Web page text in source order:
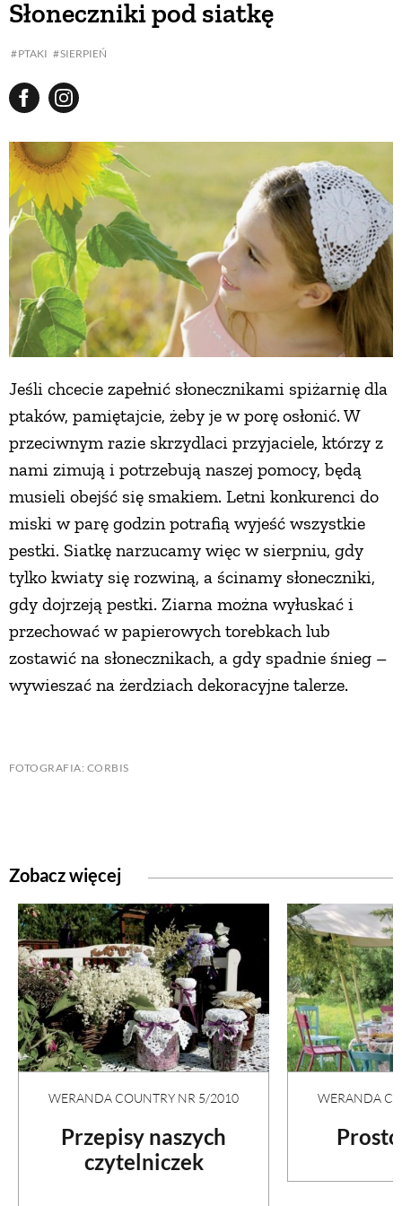
Słoneczniki pod siatkę
PTAKI SIERPIEŃ
Jeśli chcecie zapełnić słonecznikami spiżarnię dla
ptaków, pamiętajcie, żeby je w porę osłonić. W
przeciwnym razie skrzydlaci przyjaciele, którzy z
nami zimują i potrzebują naszej pomocy, będą
musieli obejść się smakiem. Letni konkurenci do
miski w parę godzin potrafią wyjeść wszystkie
pestki. Siatkę narzucamy więc w sierpniu, gdy
tylko kwiaty się rozwiną, a ścinamy słoneczniki,
gdy dojrzeją pestki. Ziarna można wyłuskać i
przechować w papierowych torebkach lub
zostawić na słonecznikach, a gdy spadnie śnieg –
wywieszać na żerdziach dekoracyjne talerze.
FOTOGRAFIA: CORBIS
Zobacz więcej
WERANDA COUNTRY NR 5/2010
Przepisy naszych
czytelniczek
WERANDA
WARZYWA I OWOCE
ROŚLINY OGRODOWE
PORADY
ZIELEŃ W DOMU
PROJEKTOWANIE OGRODU
NATURALNIE
URODA
NATURALNA APTECZKA
DLA DOMU
EKO ŻYCIE
GRZYBY
KRAJOBRAZ
RĘKODZIEŁO
RZEMIOSŁO
ZWYCZAJE